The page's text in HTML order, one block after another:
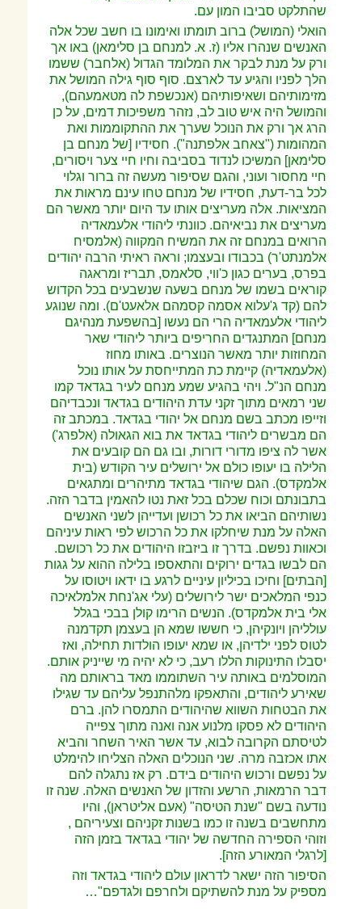
שהתלקט סביבו המון עם.
הואלי (המושל) ברוב תומתו ואימונו בו חשב שכל אלה
האנשים שנהרו אליו (ז. א. למנחם בן סלימאן) באו אך
ורק על מנת לבקר את המלומד הגדול (אלחבר) ששמו
הלך לפניו והגיע עד לארצם. סוף סוף גילה המושל את
מזימותיהם ושאיפותיהם (אנכשפת לה מטאמעהם),
והמושל היה איש טוב לב, נזהר משפיכות דמים, על כן
הרג אך ורק את הנוכל שערך את ההתקוממות ואת
המהומות ("צאחב אלפתנה"). חסידיו [של מנחם בן
סלימאן] המשיכו לנדוד בסביבה וחיו חיי צער ויסורים,
חיי מחסור ועוני, והגם שסיפור מעשה זה ברור וגלוי
לכל בר-דעת, חסידיו של מנחם טחו עינם מראות את
המציאות. אלה מעריצים אותו עד היום יותר מאשר הם
מעריצים את נביאיהם. כוונתי ליהודי אלעמאדיה
הרואים במנחם זה את המשיח המקווה (אלמסיח
אלמנתט'ר) בכבודו ובעצמו; וראה ראיתי הרבה יהודים
בפרס, בערים כגון כ'ווי, סלאמס, תבריז ומראגה
קוראים בשמו של מנחם בשעה שנשבעים בכל הקדוש
להם (קד ג'עלוא אסמה קסמהם אלאעט'ם). ומה שנוגע
ליהודי אלעמאדיה הרי הם נעשו [בהשפעת מנהיגם
מנחם] המתנגדים החריפים ביותר ליהודי שאר
המחוזות יותר מאשר הנוצרים. באותו מחוז
(אלעמאדיה) קיימת כת המתייחסת על אותו נוכל
מנחם הנ"ל. ויהי בהגיע שמע מנחם לעיר בגדאד קמו
שני רמאים מתוך זקני עדת היהודים בגדאד ונכבדיהם
וזייפו מכתב בשם מנחם אל יהודי בגדאד. במכתב זה
הם מבשרים ליהודי בגדאד את בוא הגאולה (אלפרג')
אשר לה ציפו מדורי דורות, ובו גם הם קובעים את
הלילה בו יעופו כולם אל ירושלים עיר הקודש (בית
אלמקדס). הגם שיהודי בגדאד מתיהרים ומתגאים
בתבונתם וכוח שכלם בכל זאת נטו להאמין בדבר הזה.
נשותיהם הביאו את כל רכושן ועדייהן לשני האנשים
האלה על מנת שיחלקו את כל הרכוש לפי ראות עיניהם
וכאוות נפשם. בדרך זו ביזבזו היהודים את כל רכושם.
הם לבשו בגדים ירוקים והתאספו בלילה ההוא על גגות
[הבתים] וחיכו בכיליון עיניים לרגע בו ידאו ויטוסו על
כנפי המלאכים ישר לירושלים (עלי אג'נחת אלמלאיכה
אלי בית אלמקדס). הנשים הרימו קולן בבכי בגלל
עולליהן ויונקיהן, כי חששו שמא הן בעצמן תקדמנה
לטוס לפני ילדיהן, או שמא יעופו הולדות תחילה, ואז
יסבלו התינוקות הללו רעב, כי לא יהיה מי שייניק אותם.
המוסלמים באותה עיר השתוממו מאד בראותם מה
שאירע ליהודים, והתאפקו מלהתנפל עליהם עד שגילו
את הבטחות השווא שהיהודים התמסרו להן. ברם
היהודים לא פסקו מלנוע אנה ואנה מתוך צפייה
לטיסתם הקרובה לבוא, עד אשר האיר השחר והביא
אתו אכזבה מרה. שני הנוכלים האלה הצליחו להימלט
על נפשם ורכוש היהודים בידם. רק אז נתגלה להם
דבר הרמאות, הרשע והזדון של האנשים האלה. שנה זו
נודעה בשם "שנת הטיסה" (אעם אליטראן), והיו
מתחשבים בשנה זו כמו בשנות זקניהם וצעיריהם ,
וזוהי הספירה החדשה של יהודי בגדאד בזמן הזה
[לרגלי המאורע הזה].
הסיפור הזה ישאר לדראון עולם ליהודי בגדאד וזה
מספיק על מנת להשתיקם ולחרפם ולגדפם…"